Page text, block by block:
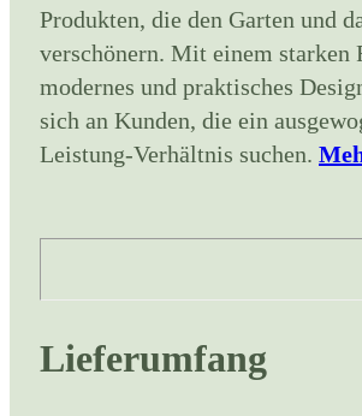
Produkten, die den Garten und
verschönern. Mit einem starken
modernes und praktisches
sich an Kunden, die ein
Leistung-Verhältnis suchen.
Lieferumfang